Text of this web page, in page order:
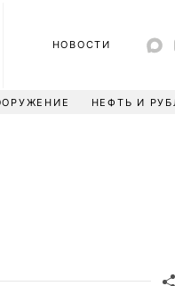
НОВОСТИ
НЕФТЬ И